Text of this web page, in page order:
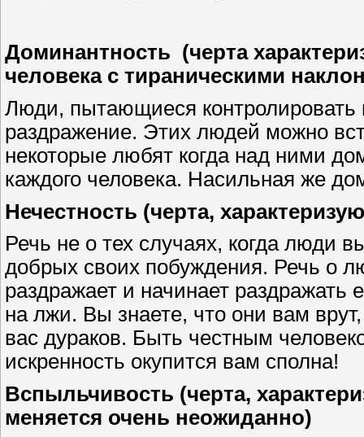
Доминантность (черта
человека с тираническими
Люди, пытающиеся контролировать
раздражение. Этих людей можно
некоторые любят когда над ними
каждого человека. Насильная же
Нечестность (черта,
Речь не о тех случаях, когда люди
добрых своих побуждения. Речь о
раздражает и начинает
на лжи. Вы знаете, что они вам
вас дураков. Быть честным
искренность окупится вам сполна!
Вспыльчивость (черта,
меняется очень неожиданно)